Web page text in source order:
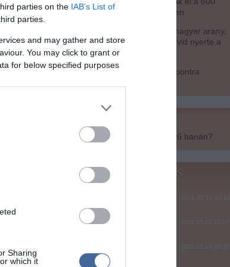
parties on the IAB’s List of
parties.
and may gather and store
You may click to grant or
for below specified purposes
Sharing
which it
el
milliós ingatlanmaffia ügyében
Vizes Eb - Megvan az első magyar arany,
a nyíltvízi úszó Betlehem Dávid nyerte a
kieséses versenyt
Magyar Péter: Tízéves mélypontra
Nem is olyan egészséges a népszerű banán?
top fórum témák:
AZ IGAZSÁG SOHA NEM KÉSŐ
2022.05.10 21:07